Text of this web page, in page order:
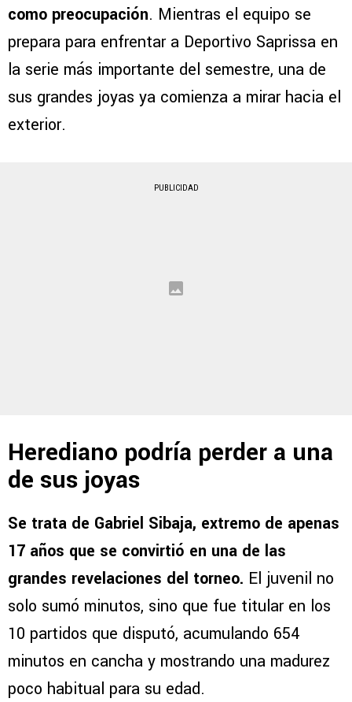
como preocupación. Mientras el equipo se
prepara para enfrentar a Deportivo Saprissa en
la serie más importante del semestre, una de
sus grandes joyas ya comienza a mirar hacia el
exterior.
PUBLICIDAD
Herediano podría perder a una
de sus joyas
Se trata de Gabriel Sibaja, extremo de apenas
17 años que se convirtió en una de las
grandes revelaciones del torneo. El juvenil no
solo sumó minutos, sino que fue titular en los
10 partidos que disputó, acumulando 654
minutos en cancha y mostrando una madurez
poco habitual para su edad.